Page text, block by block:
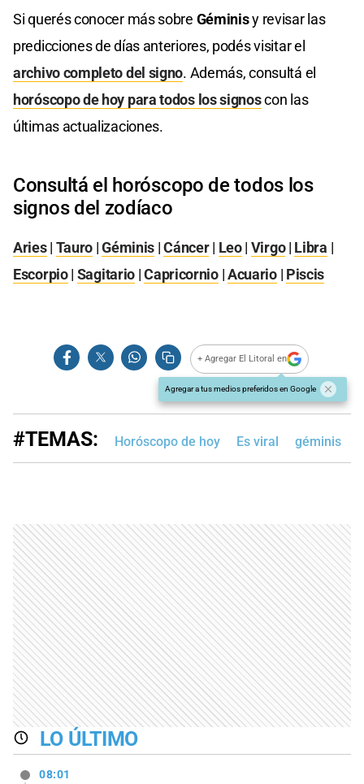
Si querés conocer más sobre Géminisy revisar las
predicciones de días anteriores, podés visitar el
archivo completo del signo. Además, consultá el
horóscopo de hoy para todos los signoscon las
últimas actualizaciones.
Consultá el horóscopo de todos los
signos del zodíaco
Aries| Tauro |Géminis |Cáncer| Leo| Virgo| Libra |
Escorpio| Sagitario |Capricornio|Acuario| Piscis
+ Agregar El Litoral en
Agregar a tus medios preferidos en Google
#TEMAS: Horóscopo de hoy Es viral géminis
LO ÚLTIMO
08:01